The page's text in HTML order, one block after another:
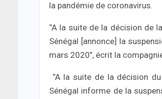
la pandémie de coronavirus.
‘’A la suite de la décision de
Sénégal [annonce] la
mars 2020’’, écrit la
‘’A la suite de la décision
Sénégal informe de la